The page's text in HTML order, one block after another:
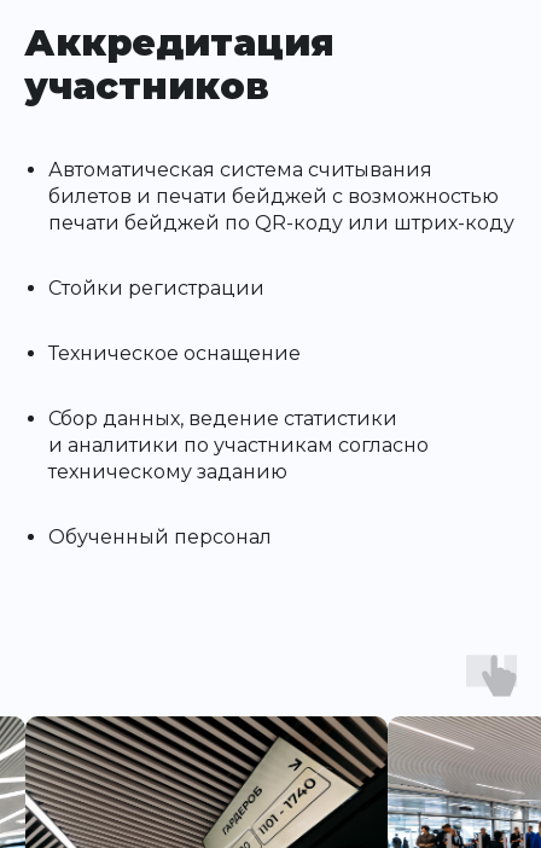
Аккредитация
участников
Автоматическая система считывания
билетов и печати бейджей с возможностью
печати бейджей по QR-коду или штрих-коду
Стойки регистрации
Техническое оснащение
Сбор данных, ведение статистики
и аналитики по участникам согласно
техническому заданию
Обученный персонал